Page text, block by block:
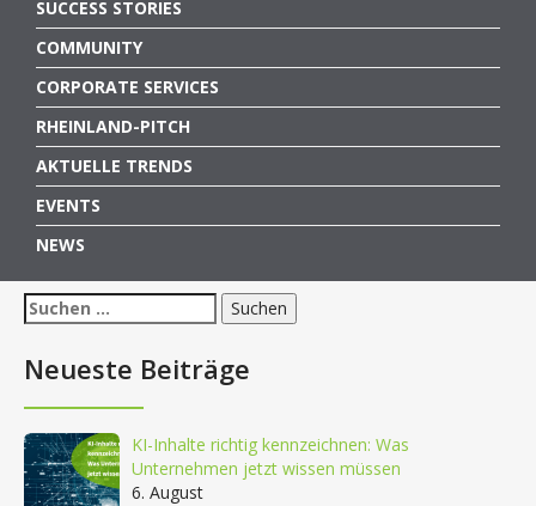
SUCCESS STORIES
COMMUNITY
CORPORATE SERVICES
RHEINLAND-PITCH
AKTUELLE TRENDS
EVENTS
NEWS
Suchen
nach:
Neueste Beiträge
KI-Inhalte richtig kennzeichnen: Was
Unternehmen jetzt wissen müssen
6. August